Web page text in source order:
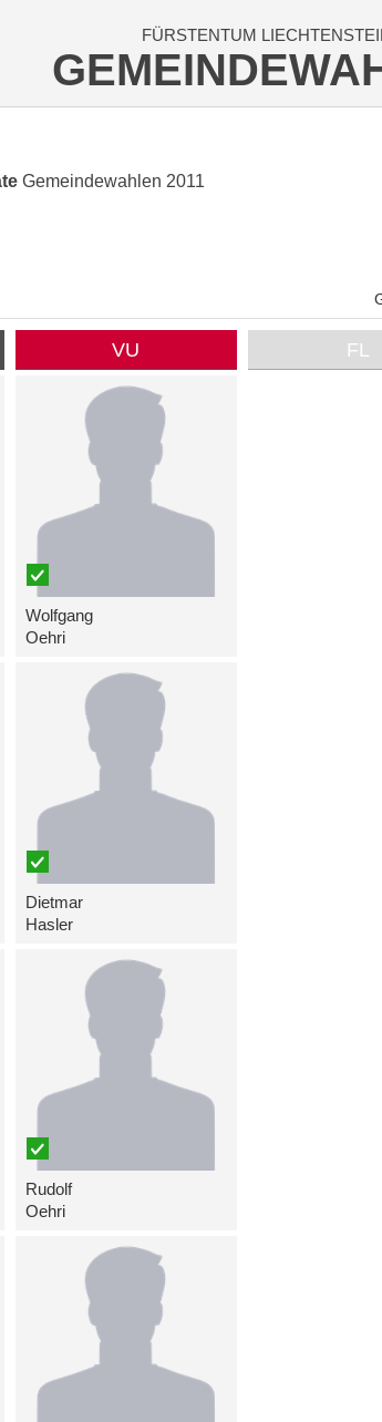
FÜRSTENTUM
Gemeindewahlen 2011
VU
Wolfgang
Oehri
Dietmar
Hasler
Rudolf
Oehri
FL